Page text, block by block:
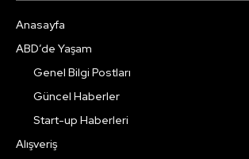
Anasayfa
ABD’de Yaşam
Genel Bilgi Postları
Güncel Haberler
Start-up Haberleri
Alışveriş